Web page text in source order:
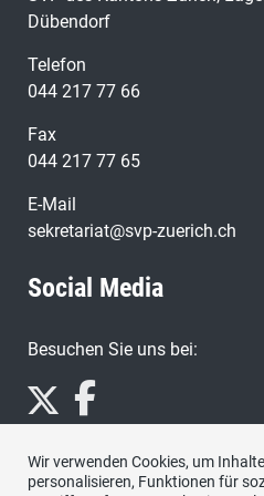
Dübendorf
Telefon
044 217 77 66
Fax
044 217 77 65
E-Mail
sekretariat@svp-zuerich.ch
Social Media
Besuchen Sie uns bei:
Wir verwenden Cookies, um
personalisieren, Funktionen für